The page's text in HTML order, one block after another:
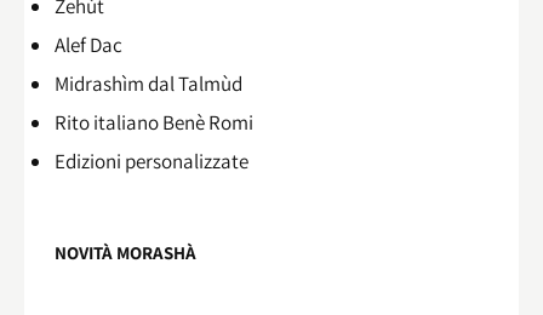
Zehùt
Alef Dac
Midrashìm dal Talmùd
Rito italiano Benè Romi​
Edizioni personalizzate
NOVITÀ MORASHÀ